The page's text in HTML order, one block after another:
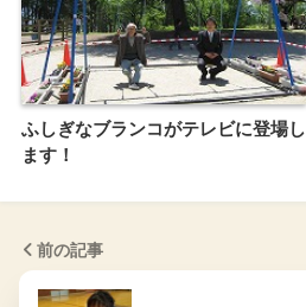
ふしぎなブランコがテレビに登場し
ます！
前の記事